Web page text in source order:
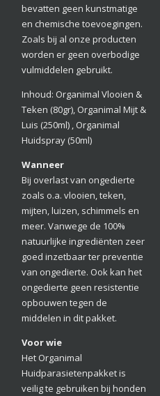
bevatten geen kunstmatige
en chemische toevoegingen.
Zoals bij al onze producten
worden er geen overbodige
vulmiddelen gebruikt.
Inhoud: Organimal Vlooien &
Teken (80gr), Organimal Mijt &
Luis (250ml) , Organimal
Huidspray (50ml)
Wanneer
Bij overlast van ongedierte
zoals o.a. vlooien, teken,
mijten, luizen, schimmels en
meer. Vanwege de 100%
natuurlijke ingrediënten zeer
goed inzetbaar ter preventie
van ongedierte. Ook kan het
ongedierte geen resistentie
opbouwen tegen de
middelen in dit pakket.
Voor wie
Het Organimal
Huidparasietenpakket is
veilig te gebruiken bij honden